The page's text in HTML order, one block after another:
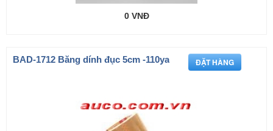
0 VNĐ
BAD-1712 Băng dính đục 5cm -110ya